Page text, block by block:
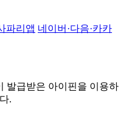
파리앱 네이버·다음·카카
발급받은 아이핀을 이용하
.